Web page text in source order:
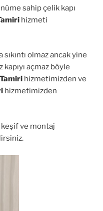
sahip çelik kapı
hizmeti
sıkıntı olmaz ancak yine
kapıyı açmaz böyle
hizmetimizden ve
hizmetimizden
keşif ve montaj